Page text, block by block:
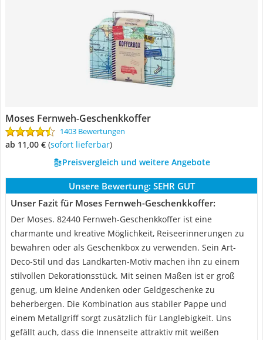
Moses Fernweh-Geschenkkoffer
1403 Bewertungen
ab 11,00 € ( Sofort lieferbar)
Preisvergleich und weitere Angebote
Unsere Bewertung: SEHR GUT
Unser Fazit für Moses Fernweh-Geschenkkoffer:
Der Moses. 82440 Fernweh-Geschenkkoffer ist eine
charmante und kreative Möglichkeit, Reiseerinnerungen zu
bewahren oder als Geschenkbox zu verwenden. Sein Art-
Deco-Stil und das Landkarten-Motiv machen ihn zu einem
stilvollen Dekorationsstück. Mit seinen Maßen ist er groß
genug, um kleine Andenken oder Geldgeschenke zu
beherbergen. Die Kombination aus stabiler Pappe und
einem Metallgriff sorgt zusätzlich für Langlebigkeit. Uns
gefällt auch, dass die Innenseite attraktiv mit weißen